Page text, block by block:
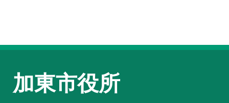
加東市役所